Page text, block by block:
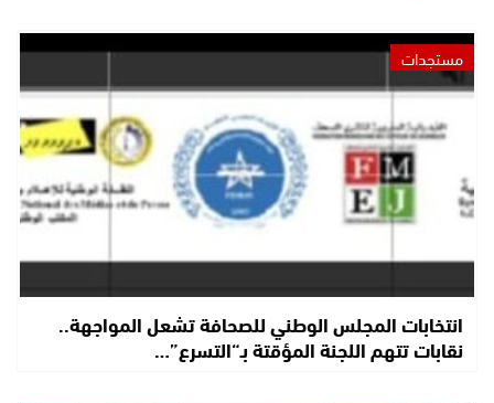
مستجدات
انتخابات المجلس الوطني للصحافة تشعل المواجهة..
نقابات تتهم اللجنة المؤقتة بـ“التسرع”…